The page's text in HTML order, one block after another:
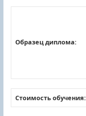
Образец диплома:
Стоимость обучения: